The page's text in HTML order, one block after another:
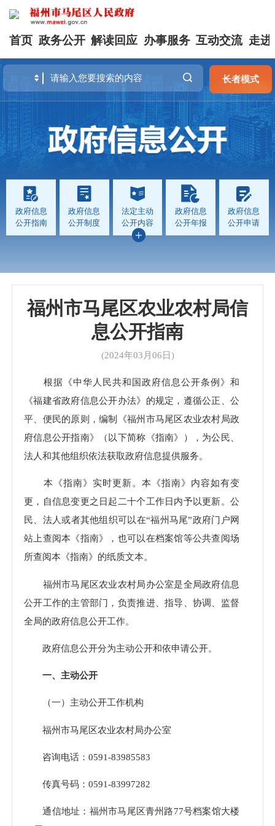
首页 政务公开 解读回应 办事服务 互动交流 走进
长者模式
政府信息
公开指南
政府信息
公开制度
法定主动
公开内容
政府信息
公开年报
政府信息
公开申请
福州市马尾区农业农村局信
息公开指南
(2024年03月06日)
根据《中华人民共和国政府信息公开条例》和
《福建省政府信息公开办法》的规定，遵循公正、公
平、便民的原则，编制《福州市马尾区农业农村局政
府信息公开指南》（以下简称《指南》），为公民、
法人和其他组织依法获取政府信息提供服务。
本《指南》实时更新。本《指南》内容如有变
更，自信息变更之日起二十个工作日内予以更新。公
民、法人或者其他组织可以在“福州马尾”政府门户网
站上查阅本《指南》，也可以在档案馆等公共查阅场
所查阅本《指南》的纸质文本。
福州市马尾区农业农村局办公室是全局政府信息
公开工作的主管部门，负责推进、指导、协调、监督
全局的政府信息公开工作。
政府信息公开分为主动公开和依申请公开。
一、主动公开
（一）主动公开工作机构
福州市马尾区农业农村局办公室
咨询电话：0591-83985583
传真号码：0591-83997282
通信地址：福州市马尾区青州路77号档案馆大楼